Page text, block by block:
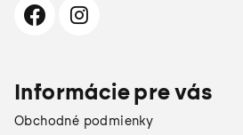
Informácie pre vás
Obchodné podmienky
Manucurist
Toto leto sa oplatí
zásoby: